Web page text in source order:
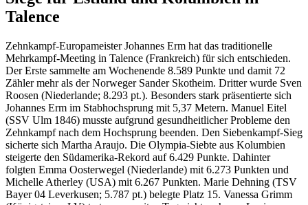
Talence
Zehnkampf-Europameister Johannes Erm hat das traditionelle
Mehrkampf-Meeting in Talence (Frankreich) für sich entschieden.
Der Erste sammelte am Wochenende 8.589 Punkte und damit 72
Zähler mehr als der Norweger Sander Skotheim. Dritter wurde Sven
Roosen (Niederlande; 8.293 pt.). Besonders stark präsentierte sich
Johannes Erm im Stabhochsprung mit 5,37 Metern. Manuel Eitel
(SSV Ulm 1846) musste aufgrund gesundheitlicher Probleme den
Zehnkampf nach dem Hochsprung beenden. Den Siebenkampf-Sieg
sicherte sich Martha Araujo. Die Olympia-Siebte aus Kolumbien
steigerte den Südamerika-Rekord auf 6.429 Punkte. Dahinter
folgten Emma Oosterwegel (Niederlande) mit 6.273 Punkten und
Michelle Atherley (USA) mit 6.267 Punkten. Marie Dehning (TSV
Bayer 04 Leverkusen; 5.787 pt.) belegte Platz 15. Vanessa Grimm